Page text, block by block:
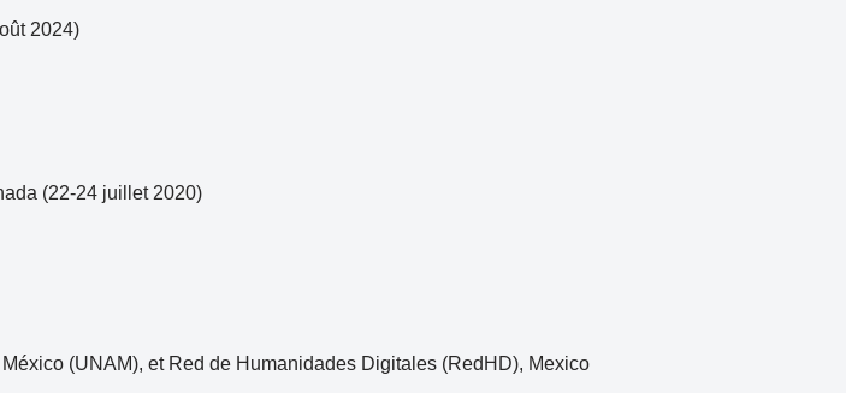
2024)
(22-24 juillet 2020)
(UNAM), et Red de Humanidades Digitales (RedHD), Mexico